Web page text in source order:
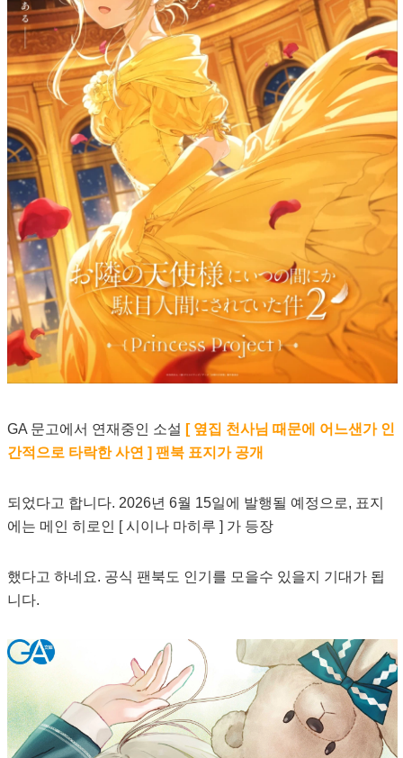
GA 문고에서 연재중인 소설 [ 옆집 천사님 때문에 어느샌가 인
간적으로 타락한 사연 ] 팬북 표지가 공개
되었다고 합니다. 2026년 6월 15일에 발행될 예정으로, 표지
에는 메인 히로인 [ 시이나 마히루 ] 가 등장
했다고 하네요. 공식 팬북도 인기를 모을수 있을지 기대가 됩
니다.